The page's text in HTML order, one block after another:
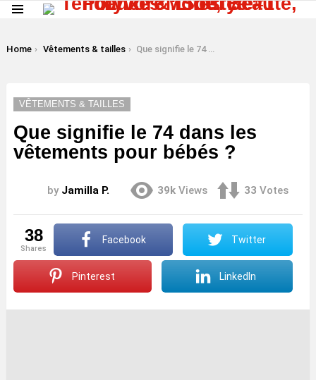
You are here:
Home Vêtements & tailles Que signifie le 74 dans les vêtements pour bébés ?
VÊTEMENTS & TAILLES
Que signifie le 74 dans les
vêtements pour bébés ?
by Jamilla P. 39k Views 33 Votes
38
shares
Facebook Twitter
Pinterest LinkedIn